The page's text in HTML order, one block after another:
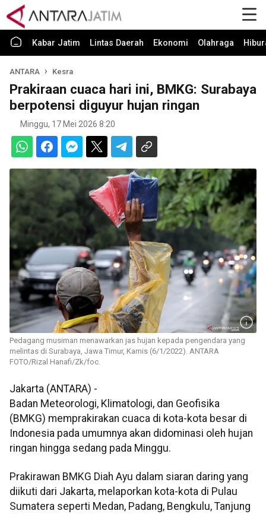
Kabar Jatim Lintas Daerah Ekonomi Olahraga
ANTARA Kesra
Prakiraan cuaca hari ini, BMKG: Surabaya
berpotensi diguyur hujan ringan
Minggu, 17 Mei 2026 8:20
Pedagang musiman menawarkan jas hujan kepada pengendara yang
melintas di Surabaya, Jawa Timur, Kamis (6/1/2022). ANTARA
FOTO/Rizal Hanafi/Zk/foc.
Jakarta (ANTARA) -
Badan Meteorologi, Klimatologi, dan Geofisika
(BMKG) memprakirakan cuaca di kota-kota besar di
Indonesia pada umumnya akan didominasi oleh hujan
ringan hingga sedang pada Minggu.
Prakirawan BMKG Diah Ayu dalam siaran daring yang
diikuti dari Jakarta, melaporkan kota-kota di Pulau
Sumatera seperti Medan, Padang, Bengkulu, Tanjung